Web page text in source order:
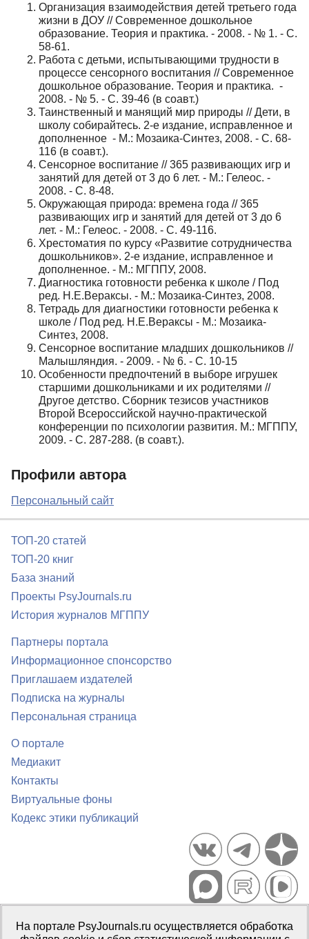
Организация взаимодействия детей третьего года
жизни в ДОУ // Современное дошкольное
образование. Теория и практика. - 2008. - № 1. - С.
58-61.
Работа с детьми, испытывающими трудности в
процессе сенсорного воспитания // Современное
дошкольное образование. Теория и практика. -
2008. - № 5. - С. 39-46 (в соавт.)
Таинственный и манящий мир природы // Дети, в
школу собирайтесь. 2-е издание, исправленное и
дополненное - М.: Мозаика-Синтез, 2008. - С. 68-
116 (в соавт.).
Сенсорное воспитание // 365 развивающих игр и
занятий для детей от 3 до 6 лет. - М.: Гелеос. -
2008. - С. 8-48.
Окружающая природа: времена года // 365
развивающих игр и занятий для детей от 3 до 6
лет. - М.: Гелеос. - 2008. - С. 49-116.
Хрестоматия по курсу «Развитие сотрудничества
дошкольников». 2-е издание, исправленное и
дополненное. - М.: МГППУ, 2008.
Диагностика готовности ребенка к школе / Под
ред. Н.Е.Вераксы. - М.: Мозаика-Синтез, 2008.
Тетрадь для диагностики готовности ребенка к
школе / Под ред. Н.Е.Вераксы - М.: Мозаика-
Синтез, 2008.
Сенсорное воспитание младших дошкольников //
Малышляндия. - 2009. - № 6. - С. 10-15
Особенности предпочтений в выборе игрушек
старшими дошкольниками и их родителями //
Другое детство. Сборник тезисов участников
Второй Всероссийской научно-практической
конференции по психологии развития. М.: МГППУ,
2009. - С. 287-288. (в соавт.).
Профили автора
Персональный сайт
ТОП-20 статей
ТОП-20 книг
База знаний
Проекты PsyJournals.ru
История журналов МГППУ
Партнеры портала
Информационное спонсорство
Приглашаем издателей
Подписка на журналы
Персональная страница
О портале
Медиакит
Контакты
Виртуальные фоны
Кодекс этики публикаций
Портал психологических изданий PsyJournals.ru, 2007–2026
Правила использования материалов
На портале PsyJournals.ru осуществляется обработка